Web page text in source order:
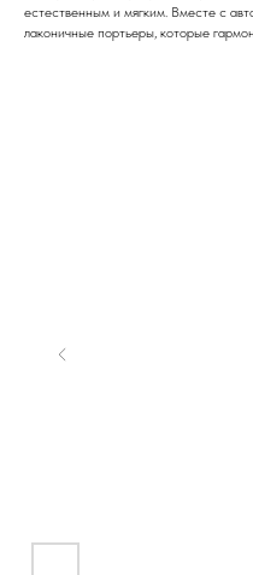
естественным и мягким. Вместе с
лаконичные портьеры, которые